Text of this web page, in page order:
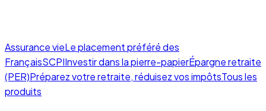
Assurance vieLe placement préféré des
FrançaisSCPIInvestir dans la pierre-papierÉpargne retraite
(PER)Préparez votre retraite, réduisez vos impôtsTous les
produits